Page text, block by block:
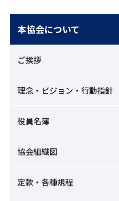
本協会について
ご挨拶
理念・ビジョン・行動指針
役員名簿
協会組織図
定款・各種規程